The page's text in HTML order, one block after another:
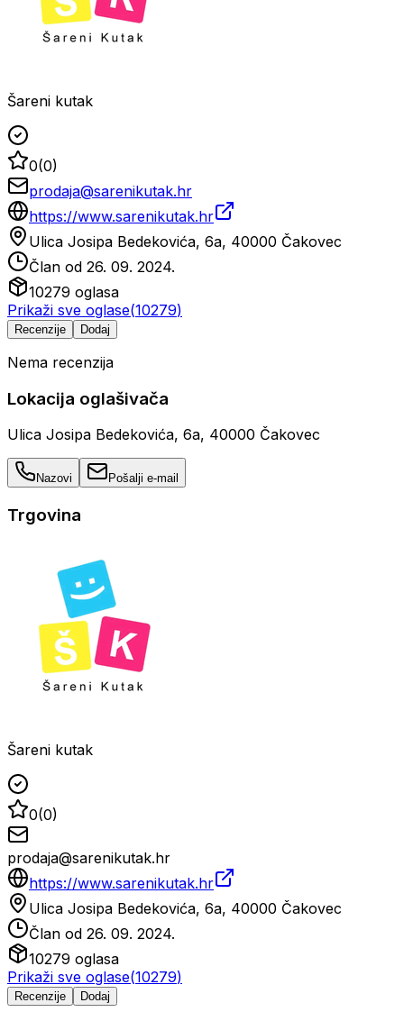
Šareni kutak
0(0)
prodaja@sarenikutak.hr
https://www.sarenikutak.hr
Ulica Josipa Bedekovića, 6a, 40000 Čakovec
Član od 26. 09. 2024.
10279 oglasa
Prikaži sve oglase(10279)
Recenzije Dodaj
Nema recenzija
Lokacija oglašivača
Ulica Josipa Bedekovića, 6a, 40000 Čakovec
Nazovi Pošalji e-mail
Trgovina
Šareni kutak
0(0)
prodaja@sarenikutak.hr
https://www.sarenikutak.hr
Ulica Josipa Bedekovića, 6a, 40000 Čakovec
Član od 26. 09. 2024.
10279 oglasa
Prikaži sve oglase(10279)
Recenzije Dodaj